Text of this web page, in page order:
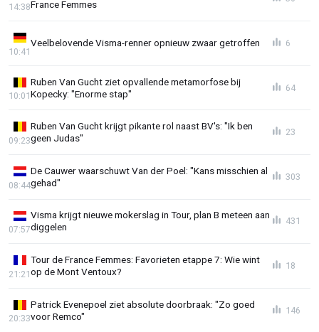
France Femmes
14:38
Veelbelovende Visma-renner opnieuw zwaar getroffen
10:41
6
Ruben Van Gucht ziet opvallende metamorfose bij
Kopecky: "Enorme stap"
10:01
64
Ruben Van Gucht krijgt pikante rol naast BV's: "Ik ben
geen Judas"
09:23
23
De Cauwer waarschuwt Van der Poel: "Kans misschien al
gehad"
08:44
303
Visma krijgt nieuwe mokerslag in Tour, plan B meteen aan
diggelen
07:57
431
Tour de France Femmes: Favorieten etappe 7: Wie wint
op de Mont Ventoux?
21:21
18
Patrick Evenepoel ziet absolute doorbraak: "Zo goed
voor Remco"
20:33
146